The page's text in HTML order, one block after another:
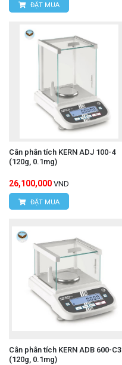
ĐẶT MUA
Cân phân tích KERN ADJ 100-4
(120g, 0.1mg)
26,100,000 VND
ĐẶT MUA
Cân phân tích KERN ADB 600-C3
(120g, 0.1mg)